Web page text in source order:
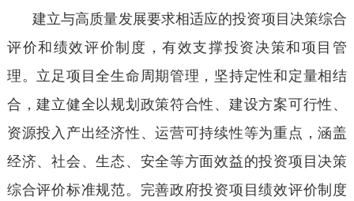
建立与高质量发展要求相适应的投资项目决策综合
评价和绩效评价制度，有效支撑投资决策和项目管
理。立足项目全生命周期管理，坚持定性和定量相结
合，建立健全以规划政策符合性、建设方案可行性、
资源投入产出经济性、运营可持续性等为重点，涵盖
经济、社会、生态、安全等方面效益的投资项目决策
综合评价标准规范。完善政府投资项目绩效评价制度